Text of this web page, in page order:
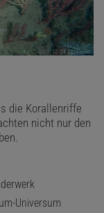
die Korallenriffe
nicht nur den
Universum